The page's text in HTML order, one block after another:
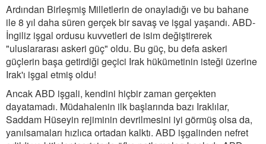
Ardından Birleşmiş Milletlerin de onayladığı ve bu bahane
ile 8 yıl daha süren gerçek bir savaş ve işgal yaşandı. ABD-
İngiliz işgal ordusu kuvvetleri de isim değiştirerek
"uluslararası askeri güç" oldu. Bu güç, bu defa askeri
güçlerin başa getirdiği geçici Irak hükümetinin isteği üzerine
Irak'ı işgal etmiş oldu!
Ancak ABD işgali, kendini hiçbir zaman gerçekten
dayatamadı. Müdahalenin ilk başlarında bazı Iraklılar,
Saddam Hüseyin rejiminin devrilmesini iyi görmüş olsa da,
yanılsamaları hızlıca ortadan kalktı. ABD işgalinden nefret